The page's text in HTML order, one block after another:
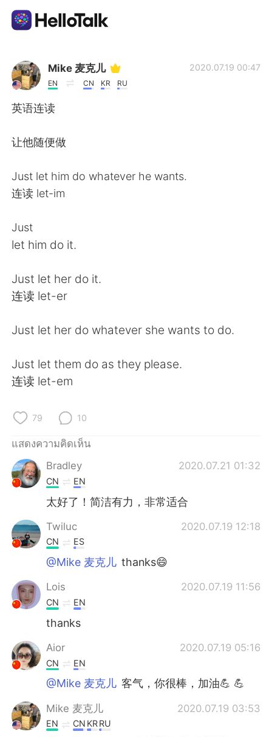
แอปแลกเปลี่ยนทางภาษา
AI Grammar Checker
العربية
Deutsch
Indonesia Italiano
Türkçe Tiếng Việt
Mike 麦克儿
EN CN KR RU
2020.07.19 00:47
英语连读
让他随便做
Just let him do whatever he wants.
连读 let-im
Just
let him do it.
Just let her do it.
连读 let-er
Just let her do whatever she wants to do.
Just let them do as they please.
连读 let-em
79 10
แสดงความคิดเห็น
Bradley
2020.07.21 01:32
CN EN
太好了！简洁有力，非常适合
Twiluc 2020.07.19 12:18
CN ES
@Mike 麦克儿 thanks😄
Lois 2020.07.19 11:56
CN EN
thanks
Aior 2020.07.19 05:16
CN EN
@Mike 麦克儿 客气，你很棒，加油💪 💪
Mike 麦克儿 2020.07.19 03:53
EN CN KRRU